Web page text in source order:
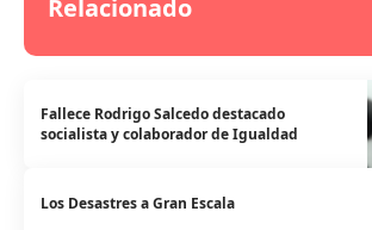
Relacionado
Fallece Rodrigo Salcedo destacado
socialista y colaborador de Igualdad
Los Desastres a Gran Escala